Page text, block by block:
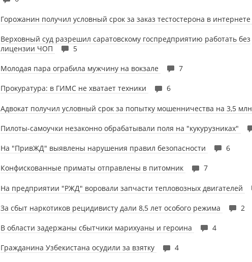
Горожанин получил условный срок за заказ тестостерона в интернете
Верховный суд разрешил саратовскому госпредприятию работать без
лицензии ЧОП
5
Молодая пара ограбила мужчину на вокзале 7
Прокуратура: в ГИМС не хватает техники 6
Адвокат получил условный срок за попытку мошенничества на 3,5 млн
Пилоты-самоучки незаконно обрабатывали поля на "кукурузниках"
На "ПривЖД" выявлены нарушения правил безопасности 6
Конфискованные приматы отправлены в питомник 7
На предприятии "РЖД" воровали запчасти тепловозных двигателей
За сбыт наркотиков рецидивисту дали 8,5 лет особого режима 2
В области задержаны сбытчики марихуаны и героина 4
Гражданина Узбекистана осудили за взятку 4